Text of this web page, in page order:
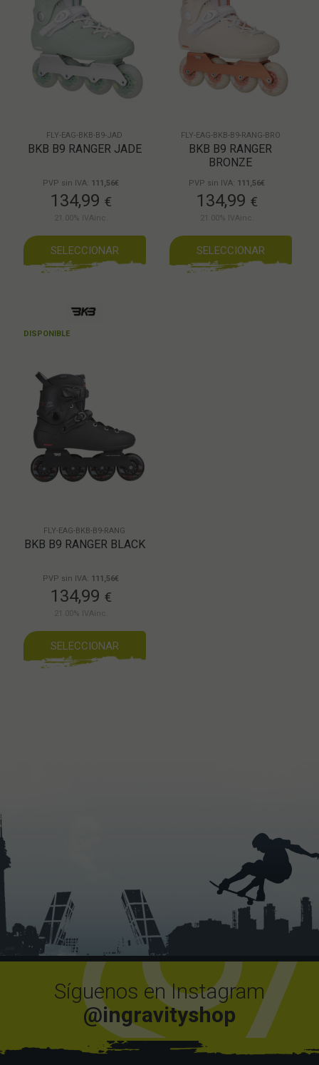
FLY-EAG-BKB-B9-JAD
BKB B9 RANGER JADE
PVP sin IVA: 111,56€
134,99 €
21.00% IVAinc.
SELECCIONAR
FLY-EAG-BKB-B9-RANG-BRO
BKB B9 RANGER
BRONZE
PVP sin IVA: 111,56€
134,99 €
21.00% IVAinc.
SELECCIONAR
DISPONIBLE
FLY-EAG-BKB-B9-RANG
BKB B9 RANGER BLACK
PVP sin IVA: 111,56€
134,99 €
21.00% IVAinc.
SELECCIONAR
Síguenos en Instagram
@ingravityshop